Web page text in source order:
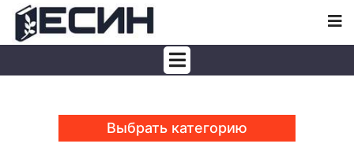
Почерковедческая экспертиза
Товароведческая экспертиза
Выбрать категорию